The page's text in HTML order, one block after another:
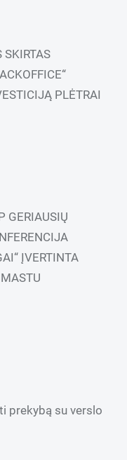
SKIRTAS
PLĖTRAI
GERIAUSIŲ
ĮVERTINTA
prekybą su verslo